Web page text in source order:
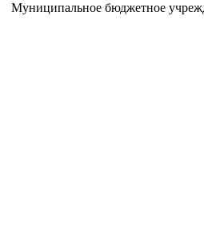
Муниципальное бюджетное